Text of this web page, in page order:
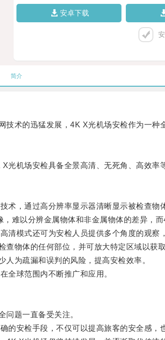
安卓下载
简介
术的迅猛发展，4K X光机场安检作为一种
机场安检具备全景高清、无死角、高效率
，通过高分辨率显示器清晰显示被检查物
以分辨金属物体和非金属物体的差异，而
模式还可为安检人员提供多个角度的观察
物体的任何部位，并可放大特定区域以获取
为疏漏和误判的风险，提高安检效率。
球范围内不断推广和应用。
题一直备受关注。
安检手段，不仅可以提高旅客的安全感，